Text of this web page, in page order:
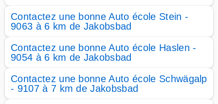
Contactez une bonne Auto école Stein -
9063 à 6 km de Jakobsbad
Contactez une bonne Auto école Haslen -
9054 à 6 km de Jakobsbad
Contactez une bonne Auto école Schwägalp
- 9107 à 7 km de Jakobsbad